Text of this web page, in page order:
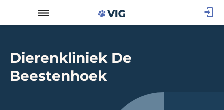
Dierenkliniek De
Beestenhoek